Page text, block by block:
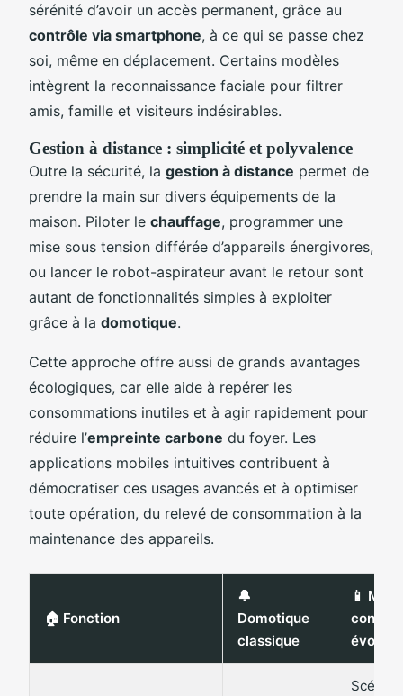
sérénité d’avoir un accès permanent, grâce au
contrôle via smartphone, à ce qui se passe chez
soi, même en déplacement. Certains modèles
intègrent la reconnaissance faciale pour filtrer
amis, famille et visiteurs indésirables.
Gestion à distance : simplicité et polyvalence
Outre la sécurité, la gestion à distance permet de
prendre la main sur divers équipements de la
maison. Piloter le chauffage, programmer une
mise sous tension différée d’appareils énergivores,
ou lancer le robot-aspirateur avant le retour sont
autant de fonctionnalités simples à exploiter
grâce à la domotique.
Cette approche offre aussi de grands avantages
écologiques, car elle aide à repérer les
consommations inutiles et à agir rapidement pour
réduire l’empreinte carbone du foyer. Les
applications mobiles intuitives contribuent à
démocratiser ces usages avancés et à optimiser
toute opération, du relevé de consommation à la
maintenance des appareils.
🏠 Fonction
🔔
Domotique
classique
📱
évoluée